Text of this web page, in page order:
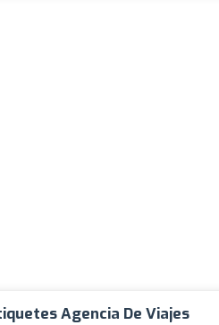
Agencia De Viajes